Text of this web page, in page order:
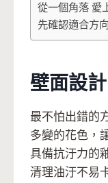
從一個角落 愛
先確認適合方向
壁面設計
最不怕出錯的
多變的花色，
具備抗汙力的
清理油汙不易